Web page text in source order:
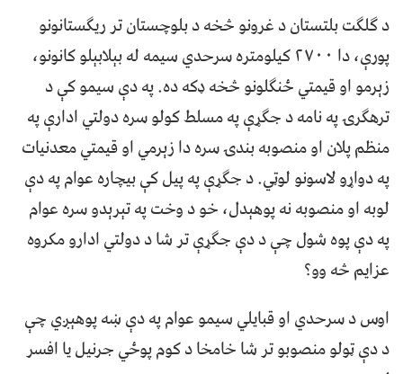
د ګلګت بلتستان د غرونو څخه د بلوچستان تر ریګستانونو
پورې، دا ۲۷۰۰ کیلومتره سرحدي سیمه له بېلابېلو کانونو،
زېرمو او قیمتي ځنګلونو څخه ډکه ده. په دې سیمو کې د
ترهګرۍ په نامه د جګړې په مسلط کولو سره دولتي ادارې په
منظم پلان او منصوبه بندۍ سره دا زېرمي او قیمتي معدنیات
په دواړو لاسونو لوټي. د جګړې په پیل کې بیچاره عوام په دې
لوبه او منصوبه نه پوهېدل، خو د وخت په تېرېدو سره عوام
په دې پوه شول چې د دې جګړې تر شا د دولتي ادارو مکروه
عزایم څه وو؟
اوس د سرحدي او قبایلي سیمو عوام په دې ښه پوهېږي چې
د دې ټولو منصوبو تر شا خامخا د کوم پوځي جرنیل یا افسر